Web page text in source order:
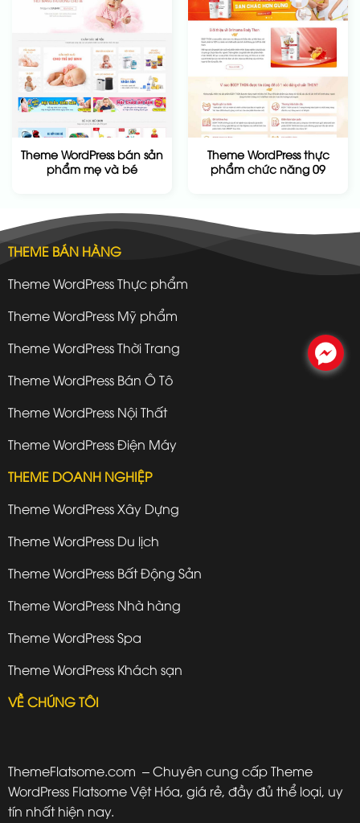
Theme WordPress bán sản
phẩm mẹ và bé
Theme WordPress thực
phẩm chức năng 09
THEME BÁN HÀNG
Theme WordPress Thực phẩm
Theme WordPress Mỹ phẩm
Theme WordPress Thời Trang
Theme WordPress Bán Ô Tô
Theme WordPress Nội Thất
Theme WordPress Điện Máy
THEME DOANH NGHIỆP
Theme WordPress Xây Dựng
Theme WordPress Du lịch
Theme WordPress Bất Động Sản
Theme WordPress Nhà hàng
Theme WordPress Spa
Theme WordPress Khách sạn
VỀ CHÚNG TÔI
ThemeFlatsome.com – Chuyên cung cấp Theme
WordPress Flatsome Vệt Hóa, giá rẻ, đầy đủ thể loại, uy
tín nhất hiện nay.
.